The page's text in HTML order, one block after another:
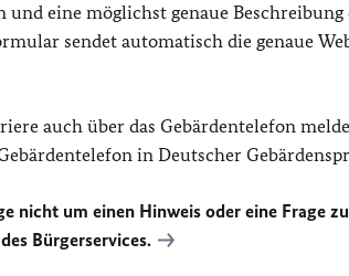
und eine möglichst genaue
sendet automatisch die genaue
auch über das Gebärdentelefon
in Deutscher
nicht um einen Hinweis oder eine Frage
Bürgerservices.